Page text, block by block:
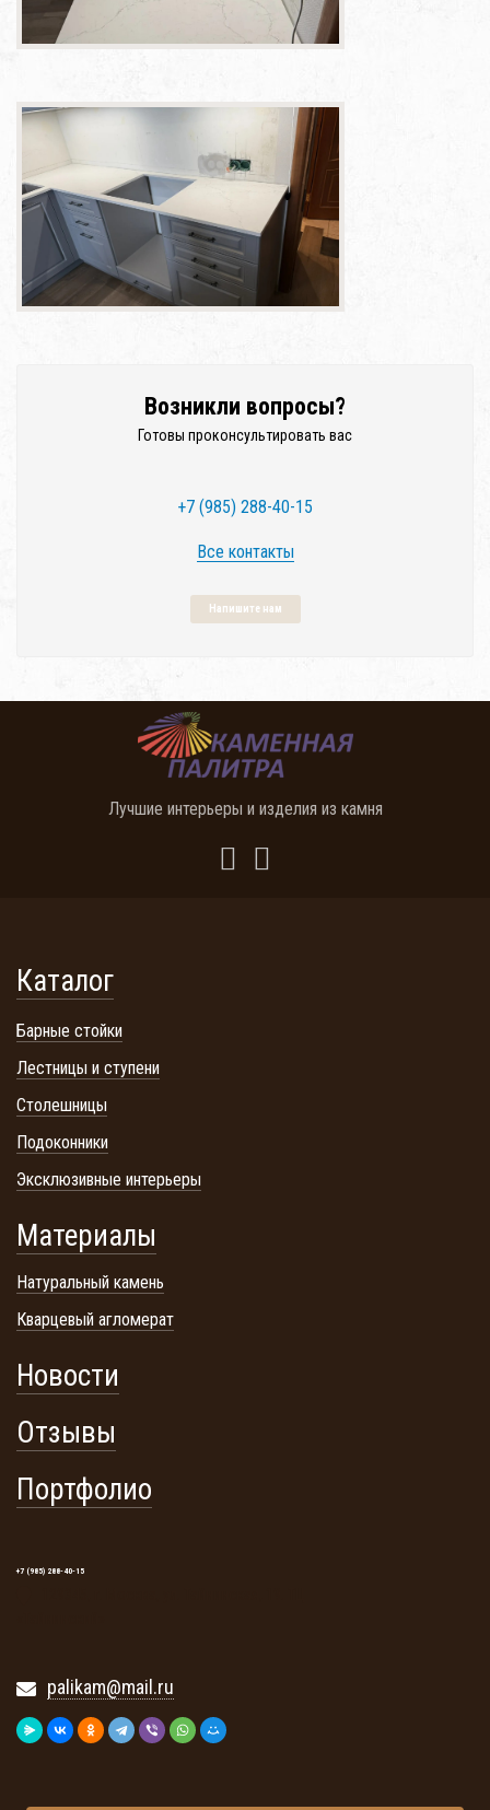
Возникли вопросы?
Готовы проконсультировать вас
+7 (985) 288-40-15
Все контакты
Напишите нам
Лучшие интерьеры и изделия из камня
Каталог
Барные стойки
Лестницы и ступени
Столешницы
Подоконники
Эксклюзивные интерьеры
Материалы
Натуральный камень
Кварцевый агломерат
Новости
Отзывы
Портфолио
+7 (985) 288-40-15
palikam@mail.ru